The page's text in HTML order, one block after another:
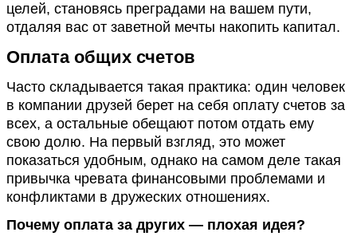
целей, становясь преградами на вашем пути,
отдаляя вас от заветной мечты накопить капитал.
Оплата общих счетов
Часто складывается такая практика: один человек
в компании друзей берет на себя оплату счетов за
всех, а остальные обещают потом отдать ему
свою долю. На первый взгляд, это может
показаться удобным, однако на самом деле такая
привычка чревата финансовыми проблемами и
конфликтами в дружеских отношениях.
Почему оплата за других — плохая идея?